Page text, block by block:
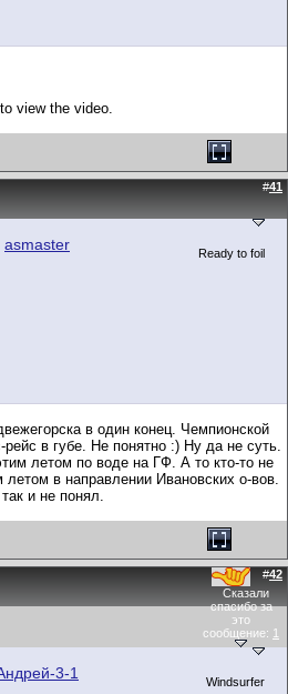
view the video.
#41
asmaster Ready to foil
в один конец. Чемпионской
в губе. Не понятно :) Ну да не суть.
летом по воде на ГФ. А то кто-то не
летом в направлении Ивановских о-вов.
и не понял.
#42
Сказали
спасибо за
это
сообщение: 1
3-1 Windsurfer